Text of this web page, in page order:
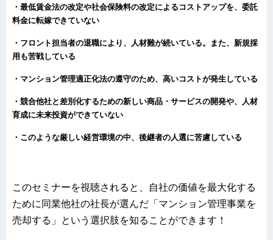
・最低賃金法の改定や社会保険料の改定によるコストアップを、委託
料金に転嫁できていない
・フロント担当者の退職により、人材難が続いている。また、新規採
用も苦戦している
・マンション管理適正化法の遵守のため、高いコストが発生している
・競合他社と差別化するための新しい商品・サービスの開発や、人材
育成に未来投資ができていない
・このような厳しい経営環境の中、後継者の人選に苦慮している
このセミナーを視聴されると、自社の価値を最大化する
ために同業他社の社長が選んだ「マンション管理事業を
売却する」という選択肢を知ることができます！